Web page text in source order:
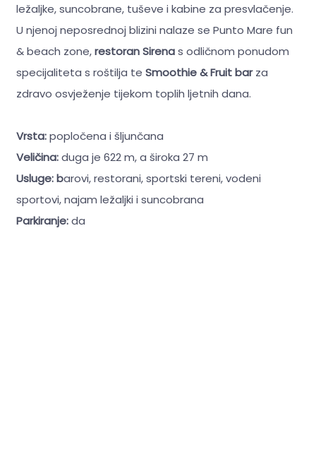
ležaljke, suncobrane, tuševe i kabine za presvlačenje.
U njenoj neposrednoj blizini nalaze se Punto Mare fun
& beach zone,restoran Sirenas odličnom ponudom
specijaliteta s roštilja te Smoothie & Fruit barza
zdravo osvježenje tijekom toplih ljetnih dana.
Vrsta:popločena i šljunčana
Veličina:duga je 622 m, a široka 27 m
Usluge: barovi, restorani, sportski tereni, vodeni
sportovi, najam ležaljki i suncobrana
Parkiranje:da